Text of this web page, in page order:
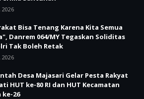
2026
Bisa Tenang Karena Kita Semua
Danrem 064/MY Tegaskan Soliditas
Tak Boleh Retak
2026
Desa Majasari Gelar Pesta Rakyat
HUT ke-80 RI dan HUT Kecamatan
ke-26